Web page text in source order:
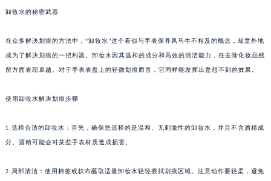
卸妆水的秘密武器
在众多解决划痕的方法中，“卸妆水”这个看似与手表保养风马牛不相及的概念，却意外地
成为了解决划痕的一把利器。卸妆水因其温和的成分和高效的清洁能力，在去除化妆品残
留方面表现卓越。对于手表表盘上的轻微划痕而言，它同样能发挥出意想不到的效果。
使用卸妆水解决划痕步骤
1.选择合适的卸妆水：首先，确保您选择的是温和、无刺激性的卸妆水，并且不含酒精成
分。酒精可能会对某些手表材质造成损害。
2.局部清洁：使用棉签或软布蘸取适量卸妆水轻轻擦拭划痕区域。注意动作要轻柔，避免